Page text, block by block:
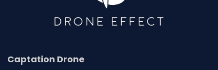
Captation Drone